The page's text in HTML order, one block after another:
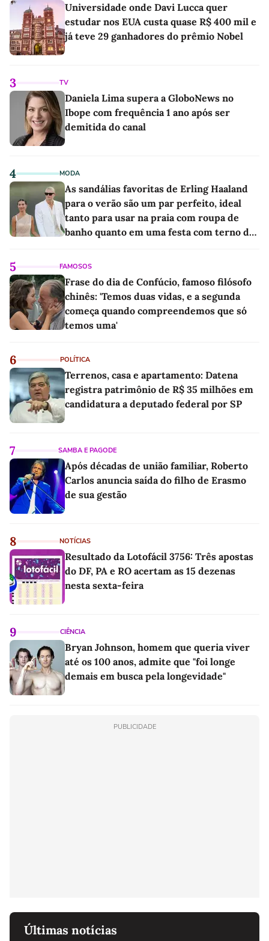
Universidade onde Davi Lucca quer
estudar nos EUA custa quase R$ 400 mil e
já teve 29 ganhadores do prêmio Nobel
3 TV
Daniela Lima supera a GloboNews no
Ibope com frequência 1 ano após ser
demitida do canal
4 MODA
As sandálias favoritas de Erling Haaland
para o verão são um par perfeito, ideal
tanto para usar na praia com roupa de
banho quanto em uma festa com terno de
5 FAMOSOS
Frase do dia de Confúcio, famoso filósofo
chinês: 'Temos duas vidas, e a segunda
começa quando compreendemos que só
temos uma'
6 POLÍTICA
Terrenos, casa e apartamento: Datena
registra patrimônio de R$ 35 milhões em
candidatura a deputado federal por SP
7 SAMBA E PAGODE
Após décadas de união familiar, Roberto
Carlos anuncia saída do filho de Erasmo
de sua gestão
8 NOTÍCIAS
Resultado da Lotofácil 3756: Três apostas
do DF, PA e RO acertam as 15 dezenas
nesta sexta-feira
9 CIÊNCIA
Bryan Johnson, homem que queria viver
até os 100 anos, admite que "foi longe
demais em busca pela longevidade"
PUBLICIDADE
Últimas notícias